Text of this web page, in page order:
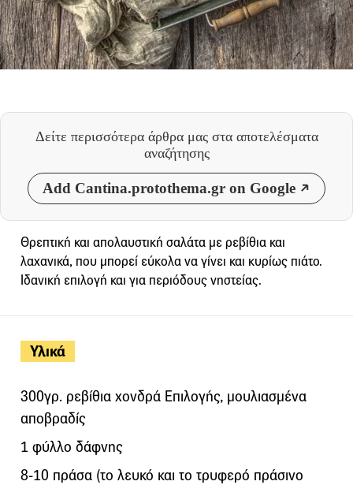
Δείτε περισσότερα άρθρα μας στα αποτελέσματα
αναζήτησης
Add Cantina.protothema.gr on Google
Υλικά
300γρ. ρεβίθια χονδρά Επιλογής, μουλιασμένα
αποβραδίς
1 φύλλο δάφνης
8-10 πράσα (το λευκό και το τρυφερό πράσινο
Θρεπτική και απολαυστική σαλάτα με ρεβίθια και
λαχανικά, που μπορεί εύκολα να γίνει και κυρίως πιάτο.
Ιδανική επιλογή και για περιόδους νηστείας.